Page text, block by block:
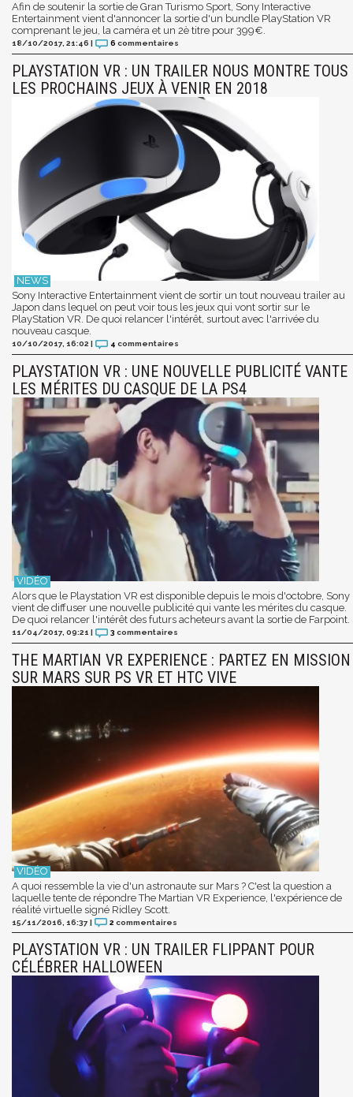
Afin de soutenir la sortie de Gran Turismo Sport, Sony Interactive
Entertainment vient d'annoncer la sortie d'un bundle PlayStation VR
comprenant le jeu, la caméra et un 2è titre pour 399€.
18/10/2017, 21:46 | 6 commentaires
PLAYSTATION VR : UN TRAILER NOUS MONTRE TOUS
LES PROCHAINS JEUX À VENIR EN 2018
Sony Interactive Entertainment vient de sortir un tout nouveau trailer au
Japon dans lequel on peut voir tous les jeux qui vont sortir sur le
PlayStation VR. De quoi relancer l'intérêt, surtout avec l'arrivée du
nouveau casque.
10/10/2017, 16:02 | 4 commentaires
PLAYSTATION VR : UNE NOUVELLE PUBLICITÉ VANTE
LES MÉRITES DU CASQUE DE LA PS4
Alors que le Playstation VR est disponible depuis le mois d'octobre, Sony
vient de diffuser une nouvelle publicité qui vante les mérites du casque.
De quoi relancer l'intérêt des futurs acheteurs avant la sortie de Farpoint.
11/04/2017, 09:21 3 commentaires
THE MARTIAN VR EXPERIENCE : PARTEZ EN MISSION
SUR MARS SUR PS VR ET HTC VIVE
A quoi ressemble la vie d'un astronaute sur Mars ? C'est la question a
laquelle tente de répondre The Martian VR Experience, l'expérience de
réalité virtuelle signé Ridley Scott.
15/11/2016, 16:37 | 2 commentaires
PLAYSTATION VR : UN TRAILER FLIPPANT POUR
CÉLÉBRER HALLOWEEN